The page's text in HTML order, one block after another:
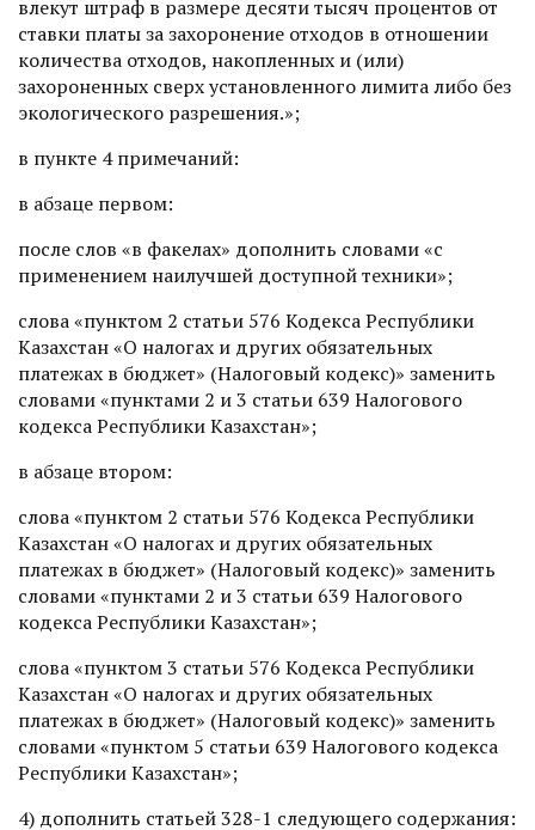
влекут штраф в размере десяти тысяч процентов от
ставки платы за захоронение отходов в отношении
количества отходов, накопленных и (или)
захороненных сверх установленного лимита либо без
экологического разрешения.»;
в пункте 4 примечаний:
в абзаце первом:
после слов «в факелах» дополнить словами «с
применением наилучшей доступной техники»;
слова «пунктом 2 статьи 576 Кодекса Республики
Казахстан «О налогах и других обязательных
платежах в бюджет» (Налоговый кодекс)» заменить
словами «пунктами 2 и 3 статьи 639 Налогового
кодекса Республики Казахстан»;
в абзаце втором:
слова «пунктом 2 статьи 576 Кодекса Республики
Казахстан «О налогах и других обязательных
платежах в бюджет» (Налоговый кодекс)» заменить
словами «пунктами 2 и 3 статьи 639 Налогового
кодекса Республики Казахстан»;
слова «пунктом 3 статьи 576 Кодекса Республики
Казахстан «О налогах и других обязательных
платежах в бюджет» (Налоговый кодекс)» заменить
словами «пунктом 5 статьи 639 Налогового кодекса
Республики Казахстан»;
4) дополнить статьей 328-1 следующего содержания: